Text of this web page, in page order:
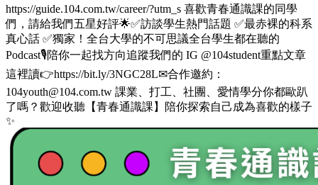
https://guide.104.com.tw/career/?utm_s 喜歡青春通識課的同學
們，請給我們五星好評🌟✅訪談學生熱門話題 ✅最赤裸的科系
真心話 ✅獨家！全台大學的不可思議全台學生都在聽的
Podcast🎙️陪你一起找方向追蹤我們的 IG @104student重點文章
這裡讀👉https://bit.ly/3NGC28L✉合作邀約：
104youth@104.com.tw 課業、打工、社團、愛情學分你都歐趴
了嗎？歡迎收聽【青春通識課】陪你探索自己成為喜歡的樣子
✨